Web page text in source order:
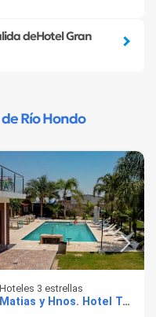
deHotel Gran
Río Hondo
Hoteles 3 estrellas
Matias y Hnos. Hotel Termal